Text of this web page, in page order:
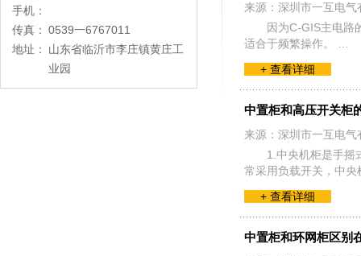
手机：
传真： 0539一6767011
地址：
山东省临沂市李庄镇黄庄工
业园
来源：深圳市一互电
因为C-GIS主电路
适合于频繁操作。 …
+ 查看详细
中置柜和高压开关柜
来源：深圳市一互电
1.中央机柜是手摇
常采用负载开关，中
+ 查看详细
中置柜和环网柜区别